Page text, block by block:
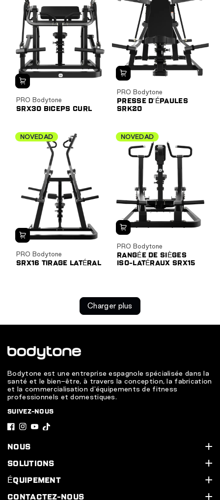
PRO Bodytone
SRX30 BICEPS CURL
PRO Bodytone
PRESSE D'ÉPAULES
SRK20
NOVEDAD
PRO Bodytone
SRX16 TIRAGE LATÉRAL
NOVEDAD
PRO Bodytone
RANGÉE DE SIÈGES
ISO-LATÉRAUX SRX15
Charger plus
Bodytone est une entreprise espagnole spécialisée dans la
santé et le bien-être, à travers la conception, la fabrication
et la commercialisation d'équipements de fitness
professionnels et domestiques.
SUIVEZ-NOUS
F
a
c
e
I
n
s
u
T
k
NOUS
Qui sommes-nous ?
Assistance technique
Contactez-nous
SOLUTIONS
Nos services
Équipez votre salle de sport
ÉQUIPEMENT
Ligne cardio
CONTACTEZ-NOUS